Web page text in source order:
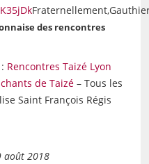
des rencontres
Rencontres Taizé Lyon
de Taizé– Tous les
Saint François Régis
août 2018